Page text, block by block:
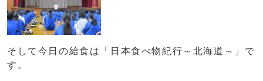
そして今日の給食は「日本食べ物紀行～北海道～」で
す。